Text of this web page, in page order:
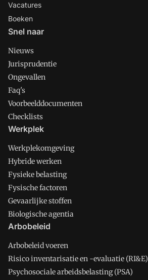
Vacatures
Boeken
Snel naar
Nieuws
Jurisprudentie
Ongevallen
Faq's
Voorbeelddocumenten
Checklists
Werkplek
Werkplekomgeving
Hybride werken
Fysieke belasting
Fysische factoren
Gevaarlijke stoffen
Biologische agentia
Arbobeleid
Arbobeleid voeren
Risico inventarisatie en -evaluatie (RI&E)
Psychosociale arbeidsbelasting (PSA)